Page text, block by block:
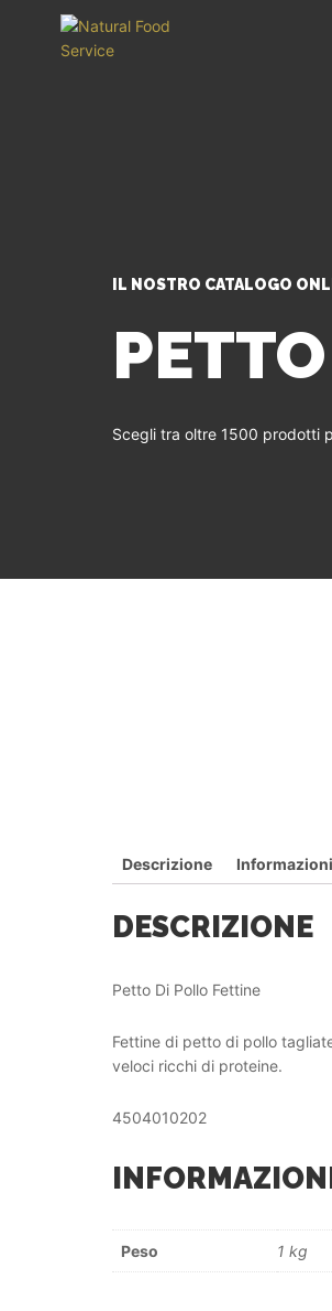
IL NOSTRO CATALOGO
Scegli tra oltre 1500 prodotti
Descrizione
DESCRIZIONE
Petto Di Pollo Fettine
Fettine di petto di pollo
veloci ricchi di proteine.
4504010202
Peso 1 kg